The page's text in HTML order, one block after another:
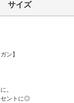
サイズ
ン】
。
セントに◎